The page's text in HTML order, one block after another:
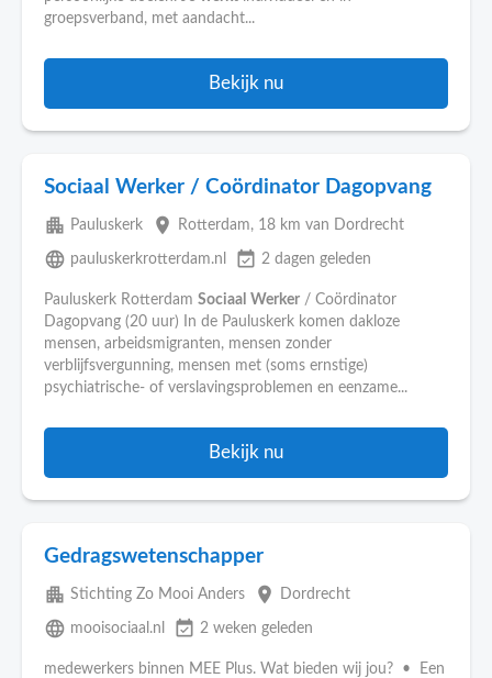
groepsverband, met aandacht...
Bekijk nu
Sociaal Werker / Coördinator Dagopvang
apartment Pauluskerk place Rotterdam, 18 km van Dordrecht
language pauluskerkrotterdam.nl event_available 2 dagen geleden
Pauluskerk Rotterdam Sociaal Werker / Coördinator
Dagopvang (20 uur) In de Pauluskerk komen dakloze
mensen, arbeidsmigranten, mensen zonder
verblijfsvergunning, mensen met (soms ernstige)
psychiatrische- of verslavingsproblemen en eenzame...
Bekijk nu
Gedragswetenschapper
apartment Stichting Zo Mooi Anders place Dordrecht
language mooisociaal.nl event_available 2 weken geleden
medewerkers binnen MEE Plus. Wat bieden wij jou? • Een